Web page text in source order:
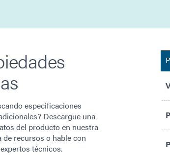
especificaciones
Descargue una
del producto en nuestra
de recursos o hable con
técnicos.